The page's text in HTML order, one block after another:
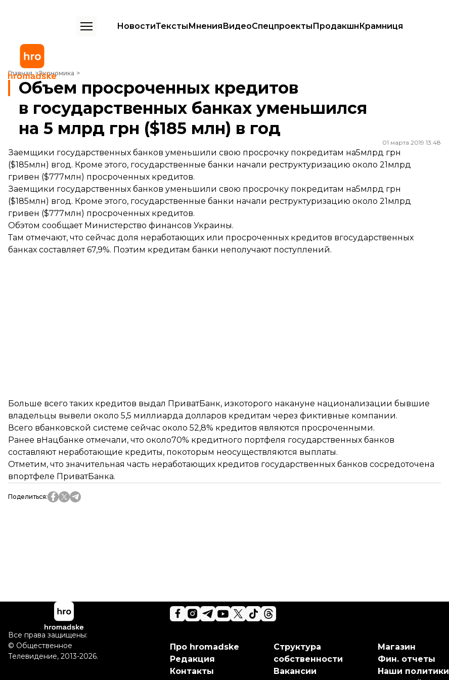
НовостиТекстыМненияВидеоСпецпроектыПродакшнКрамниця
Главная Экономика
Объем просроченных кредитов в государственных банках уменьшился на 5 млрд грн ($185 млн) в год
Объем просроченных кредитов
в государственных банках уменьшился
на 5 млрд грн ($185 млн) в год
01 марта 2019 13:48
Заемщики государственных банков уменьшили свою просрочку покредитам на5млрд грн
($185млн) вгод. Кроме этого, государственные банки начали реструктуризацию около 21млрд
гривен ($777млн) просроченных кредитов.
Заемщики государственных банков уменьшили свою просрочку покредитам на5млрд грн
($185млн) вгод. Кроме этого, государственные банки начали реструктуризацию около 21млрд
гривен ($777млн) просроченных кредитов.
Обэтом сообщаетМинистерство финансов Украины.
Там отмечают, что сейчас доля неработающих или просроченных кредитов вгосударственных
банках составляет 67,9%. Поэтим кредитам банки неполучают поступлений.
Больше всего таких кредитов выдал ПриватБанк, изкоторого накануне национализации бывшие
владельцы вывели около 5,5 миллиарда долларов кредитам через фиктивные компании.
Всего вбанковской системе сейчас около 52,8% кредитов являются просроченными.
Ранее вНацбанке отмечали, что около70% кредитного портфеля государственных банков
составляют неработающие кредиты, покоторым неосуществляются выплаты.
Отметим, что значительная часть неработающих кредитов государственных банков сосредоточена
впортфеле ПриватБанка.
Поделиться:
Про hromadske
Редакция
Контакты
Структура
собственности
Вакансии
Магазин
Фин. отчеты
Наши политики
Все права защищены:
© Общественное
Телевидение, 2013-2026.